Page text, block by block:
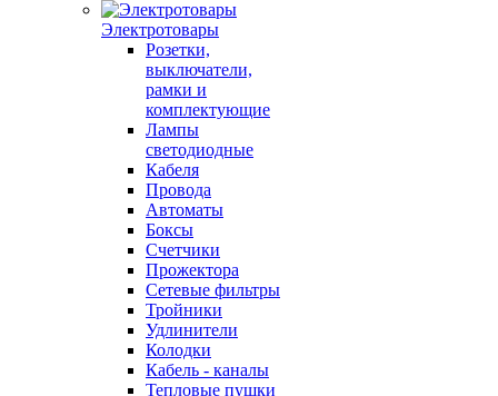
Электротовары
Розетки,
выключатели,
рамки и
комплектующие
Лампы
светодиодные
Кабеля
Провода
Автоматы
Боксы
Счетчики
Прожектора
Сетевые фильтры
Тройники
Удлинители
Колодки
Кабель - каналы
Тепловые пушки